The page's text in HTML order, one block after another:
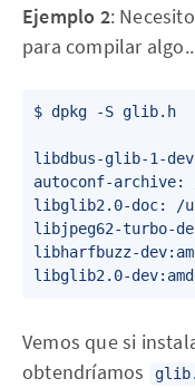
Ejemplo 2:
para compilar
$ dpkg -S glib.h
libdbus-glib-1-
autoconf-archive:
libglib2.0-doc: /
libjpeg62-turbo-
libharfbuzz-
Vemos que si
obtendríamos